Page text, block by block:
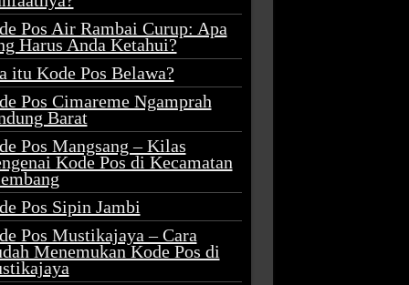
Pos Air Rambai Curup: Apa
Harus Anda Ketahui?
itu Kode Pos Belawa?
Pos Cimareme Ngamprah
Barat
Pos Mangsang – Kilas
Kode Pos di Kecamatan
Pos Sipin Jambi
Pos Mustikajaya – Cara
Menemukan Kode Pos di